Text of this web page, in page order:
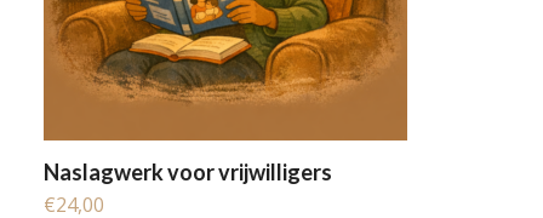
Naslagwerk voor vrijwilligers
€24,00